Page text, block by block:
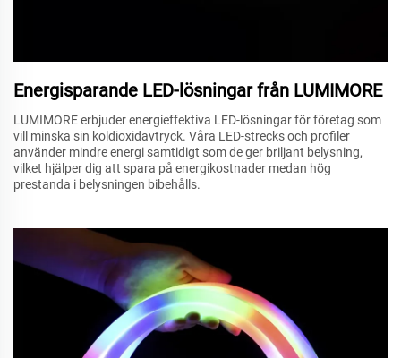
Energisparande LED-lösningar från LUMIMORE
LUMIMORE erbjuder energieffektiva LED-lösningar för företag som
vill minska sin koldioxidavtryck. Våra LED-strecks och profiler
använder mindre energi samtidigt som de ger briljant belysning,
vilket hjälper dig att spara på energikostnader medan hög
prestanda i belysningen bibehålls.